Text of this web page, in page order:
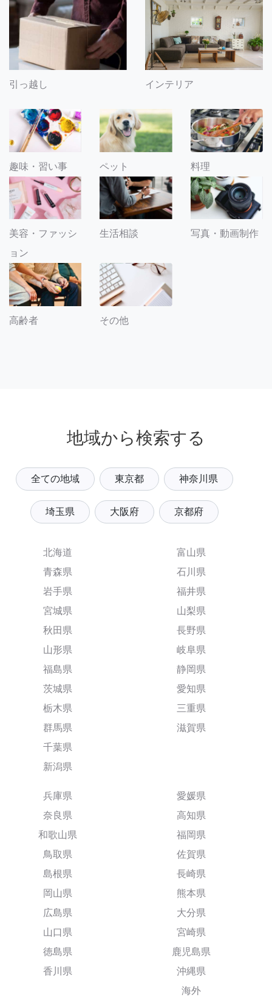
引っ越し インテリア
趣味・習い事 ペット 料理
美容・ファッシ
ョン
生活相談 写真・動画制作
高齢者 その他
地域から検索する
全ての地域 東京都 神奈川県
埼玉県 大阪府 京都府
北海道
青森県
岩手県
宮城県
秋田県
山形県
福島県
茨城県
栃木県
群馬県
千葉県
新潟県
富山県
石川県
福井県
山梨県
長野県
岐阜県
静岡県
愛知県
三重県
滋賀県
兵庫県
奈良県
和歌山県
鳥取県
島根県
岡山県
広島県
山口県
徳島県
香川県
愛媛県
高知県
福岡県
佐賀県
長崎県
熊本県
大分県
宮崎県
鹿児島県
沖縄県
海外